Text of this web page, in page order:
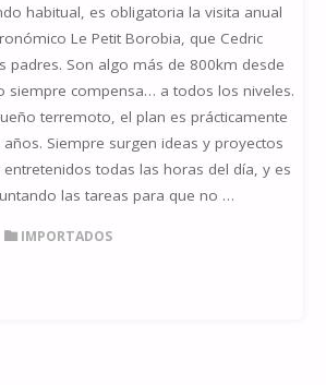
habitual, es obligatoria la visita anual
Le Petit Borobia, que Cedric
padres. Son algo más de 800km desde
siempre compensa… a todos los niveles.
terremoto, el plan es prácticamente
Siempre surgen ideas y proyectos
todas las horas del día, y es
las tareas para que no …
IMPORTADOS